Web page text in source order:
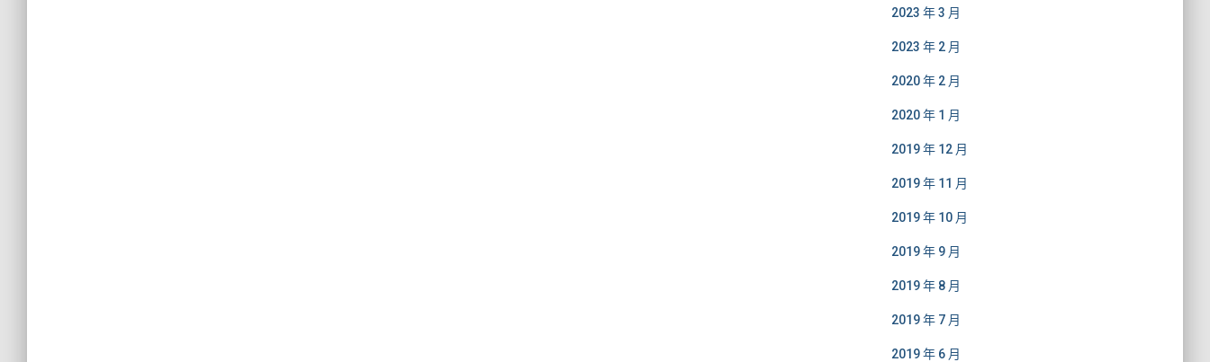
2023 年 3 月
2023 年 2 月
2020 年 2 月
2020 年 1 月
2019 年 12 月
2019 年 11 月
2019 年 10 月
2019 年 9 月
2019 年 8 月
2019 年 7 月
2019 年 6 月